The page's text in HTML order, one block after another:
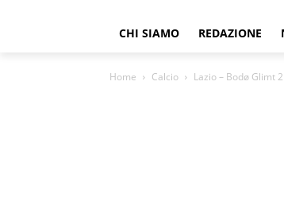
CHI SIAMO REDAZIONE
Home Calcio Lazio – Bodø Glimt